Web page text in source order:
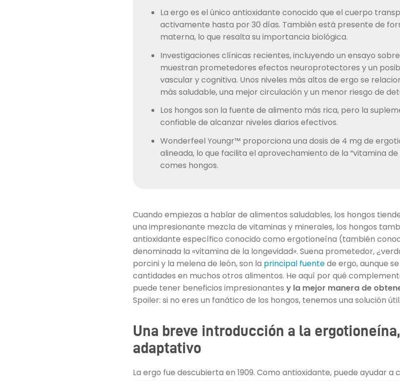
La ergo es el único antioxidante conocido que el cuerpo
activamente hasta por 30 días. También está presente de
materna, lo que resalta su importancia biológica.
Investigaciones clínicas recientes, incluyendo un ensayo
muestran prometedores efectos neuroprotectores y un
vascular y cognitiva. Unos niveles más altos de ergo se
más saludable, una mejor circulación y un menor riesgo de
Los hongos son la fuente de alimento más rica, pero la
confiable de alcanzar niveles diarios efectivos.
Wonderfeel Youngr™ proporciona una dosis de 4 mg de
alineada, lo que facilita el aprovechamiento de la “vitamina de
comes hongos.
Cuando empiezas a hablar de alimentos saludables, los hongos
una impresionante mezcla de vitaminas y minerales, los hongos
antioxidante específico conocido como ergotioneína (también
denominada la «vitamina de la longevidad». Suena prometedor,
porcini y la melena de león, son la principal fuentede ergo, aunque
cantidades en muchos otros alimentos. He aquí por qué
puede tener beneficios impresionantes y la mejor manera de
Spoiler: si no eres un fanático de los hongos, tenemos una solución útil.
Una breve introducción a la
adaptativo
La ergo fue descubierta en 1909. Como antioxidante, puede ayudar